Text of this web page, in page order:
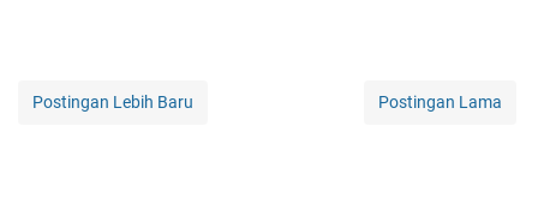
Postingan Lebih Baru Postingan Lama